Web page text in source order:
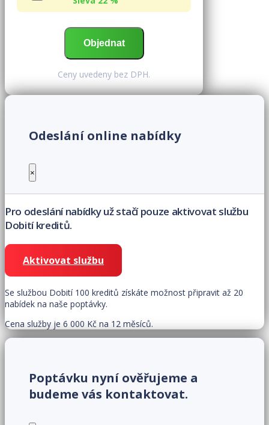
Ceny uvedeny bez DPH.
Odeslání online nabídky
×
Pro odeslání nabídky už stačí pouze aktivovat službu
Dobití kreditů.
Aktivovat službu
Se službou Dobití 100 kreditů získáte možnost připravit až 20
nabídek na naše poptávky.
Cena služby je 6 000 Kč na 12 měsíců.
Poptávku nyní ověřujeme a
budeme vás kontaktovat.